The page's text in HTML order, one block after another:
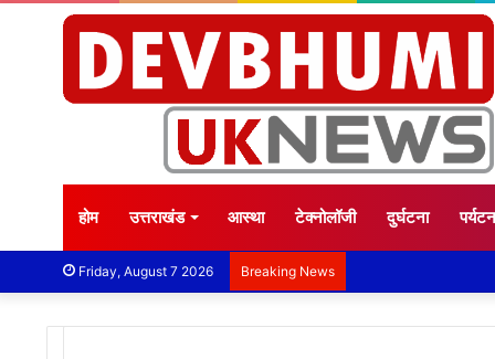
होम उत्तराखंड आस्था टेक्नोलॉजी दुर्घटना पर्यटन
Friday, August 7 2026 Breaking News